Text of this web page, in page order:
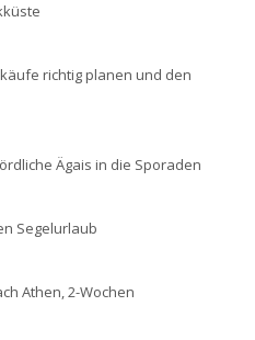
richtig planen und den
Ägais in die Sporaden
Segelurlaub
Athen, 2-Wochen